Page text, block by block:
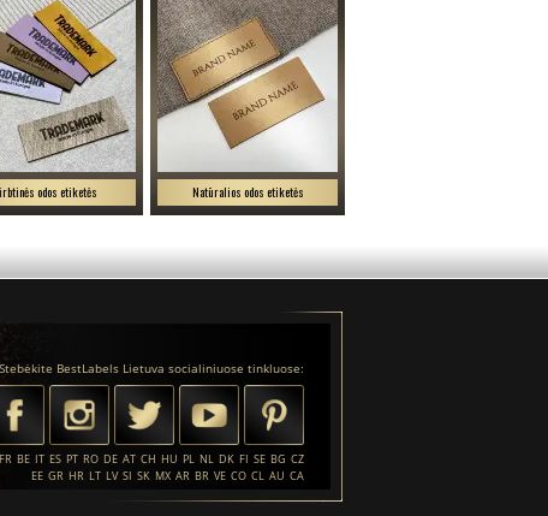
odos etiketės Natūralios odos etiketės
Stebėkite BestLabels Lietuva socialiniuose tinkluose:
FR BE IT ES PT RO DE AT CH HU PL NL DK FI SE BG CZ
EE GR HR LT LV SI SK MX AR BR VE CO CL AU CA